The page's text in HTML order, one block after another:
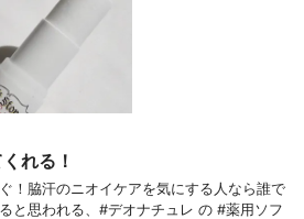
れる！
！脇汗のニオイケアを気にする人なら誰で
と思われる、#デオナチュレ の #薬用ソフ